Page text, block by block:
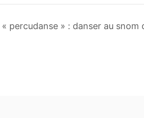
« percudanse » : danser au